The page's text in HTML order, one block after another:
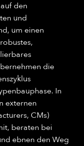
den
und
um einen
die
In
externen
CMs)
beraten bei
ebnen den Weg